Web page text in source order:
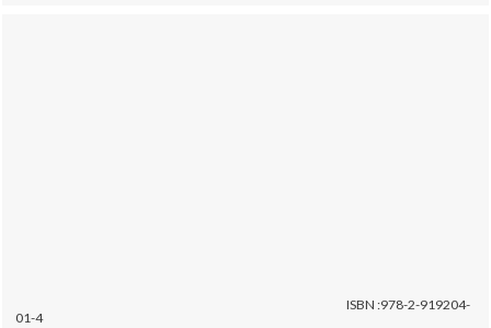
ISBN :978-2-919204-
01-4